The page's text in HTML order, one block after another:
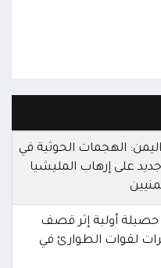
الهجمات الحوثية في
على إرهاب المليشيا
في حصيلة أولية إثر قصف
لقوات الطوارئ في